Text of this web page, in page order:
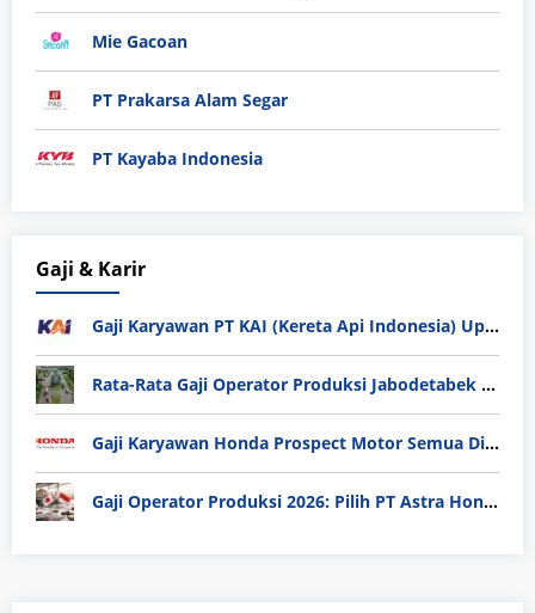
Mie Gacoan
PT Prakarsa Alam Segar
PT Kayaba Indonesia
Gaji & Karir
Gaji Karyawan PT KAI (Kereta Api Indonesia) Update 2025
Rata-Rata Gaji Operator Produksi Jabodetabek 2025: Bedah Tuntas UMK, Lemburan, dan Realita Hidup Buruh
Gaji Karyawan Honda Prospect Motor Semua Divisi
Gaji Operator Produksi 2026: Pilih PT Astra Honda Motor (AHM) atau Manufaktur di Jepang?